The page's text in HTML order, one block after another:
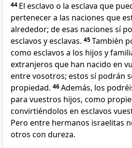
44 El esclavo o la esclava que
pertenecer a las naciones que
alrededor; de esas naciones sí
esclavos y esclavas. 45También
como esclavos a los hijos y
extranjeros que han nacido en
entre vosotros; estos sí podrán
propiedad. 46Además, los
para vuestros hijos, como
convirtiéndolos en esclavos
Pero entre hermanos israelitas
otros con dureza.